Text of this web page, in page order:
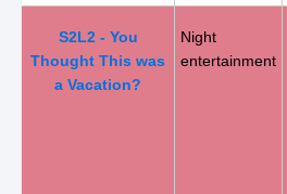
S2L2 - You
Thought This was
a Vacation?
Night
entertainment